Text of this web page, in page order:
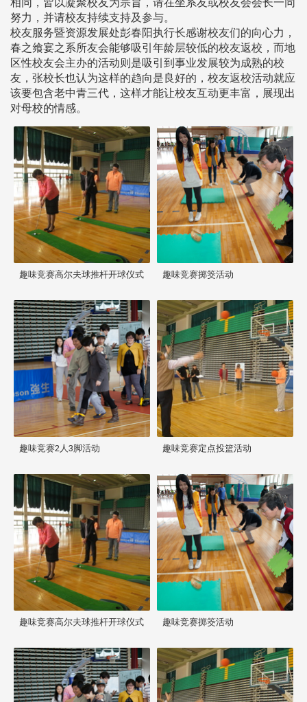
努力，并请校友持续支持及参与。
校友服务暨资源发展处彭春阳执行长感谢校友们的向心力，
春之飨宴之系所友会能够吸引年龄层较低的校友返校，而地
区性校友会主办的活动则是吸引到事业发展较为成熟的校
友，张校长也认为这样的趋向是良好的，校友返校活动就应
该要包含老中青三代，这样才能让校友互动更丰富，展现出
对母校的情感。
趣味竞赛高尔夫球推杆开球仪式 趣味竞赛掷筊活动
趣味竞赛2人3脚活动 趣味竞赛定点投篮活动
趣味竞赛高尔夫球推杆开球仪式 趣味竞赛掷筊活动